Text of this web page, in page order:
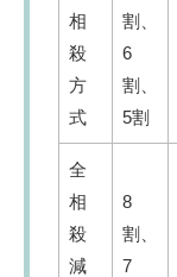
相
殺
方
式
割、
6
割、
5割
全
相
殺
減
8
割、
7